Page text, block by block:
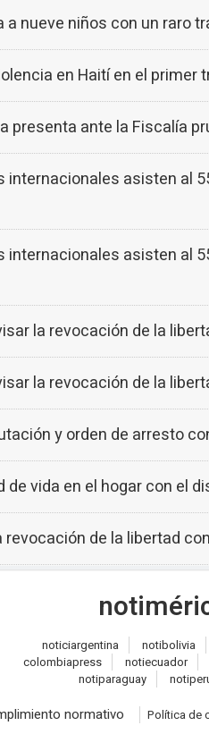
nueve niños con un raro
en Haití en el primer
presenta ante la Fiscalía
internacionales asisten al
internacionales asisten al
la revocación de la
la revocación de la
y orden de arresto
de vida en el hogar con el
revocación de la libertad
noti
noticiargentina notibolivia
colombiapress notiecuador
notiparaguay noti
normativo Política de